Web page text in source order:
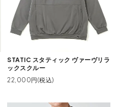
STATIC スタティック ヴァーヴリラ
ックスクルー
22,000円(税込)